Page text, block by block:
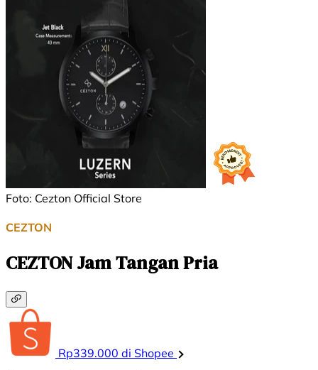
Foto: Cezton Official Store
CEZTON
CEZTON Jam Tangan Pria
Rp339.000 di Shopee